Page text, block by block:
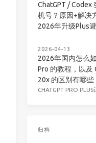
ChatGPT / Codex
机号？原因+解决
2026年升级Plus
2026-04-13
2026年国内怎么
Pro 的教程，以及
20x 的区别有哪些
CHATGPT PRO
归档